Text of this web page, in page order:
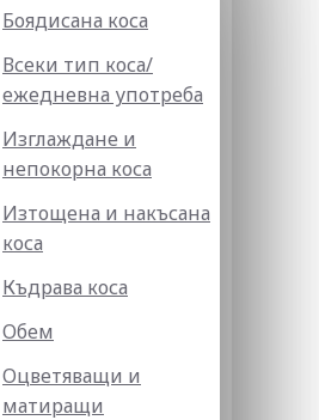
Боядисана коса
Всеки тип коса/
ежедневна употреба
Изглаждане и
непокорна коса
Изтощена и накъсана
коса
Къдрава коса
Обем
Оцветяващи и
матиращи